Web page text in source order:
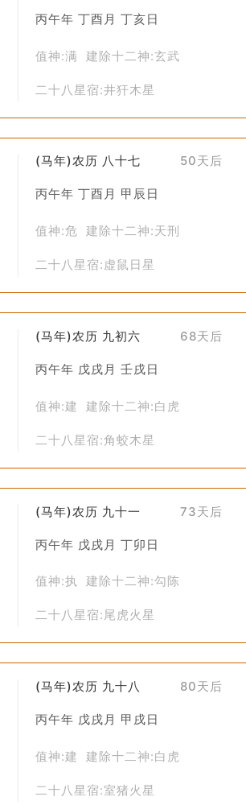
丙午年 丁酉月 丁亥日
值神:满 建除十二神:玄武
二十八星宿:井犴木星
(马年)农历 八十七 50天后
丙午年 丁酉月 甲辰日
值神:危 建除十二神:天刑
二十八星宿:虚鼠日星
(马年)农历 九初六 68天后
丙午年 戊戌月 壬戌日
值神:建 建除十二神:白虎
二十八星宿:角蛟木星
(马年)农历 九十一 73天后
丙午年 戊戌月 丁卯日
值神:执 建除十二神:勾陈
二十八星宿:尾虎火星
(马年)农历 九十八 80天后
丙午年 戊戌月 甲戌日
值神:建 建除十二神:白虎
二十八星宿:室猪火星